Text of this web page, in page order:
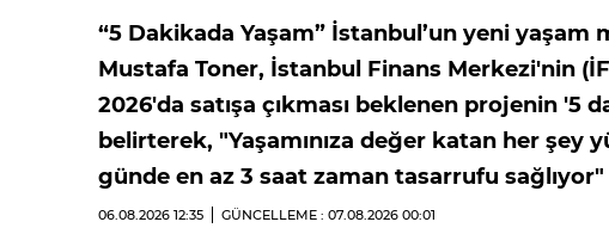
“5 Dakikada Yaşam” İstanbul’un yeni yaşam
Mustafa Toner, İstanbul Finans Merkezi'nin
2026'da satışa çıkması beklenen projenin '5
belirterek, "Yaşamınıza değer katan her
günde en az 3 saat zaman tasarrufu sağlıyor"
06.08.2026 12:35 GÜNCELLEME : 07.08.2026 00:01